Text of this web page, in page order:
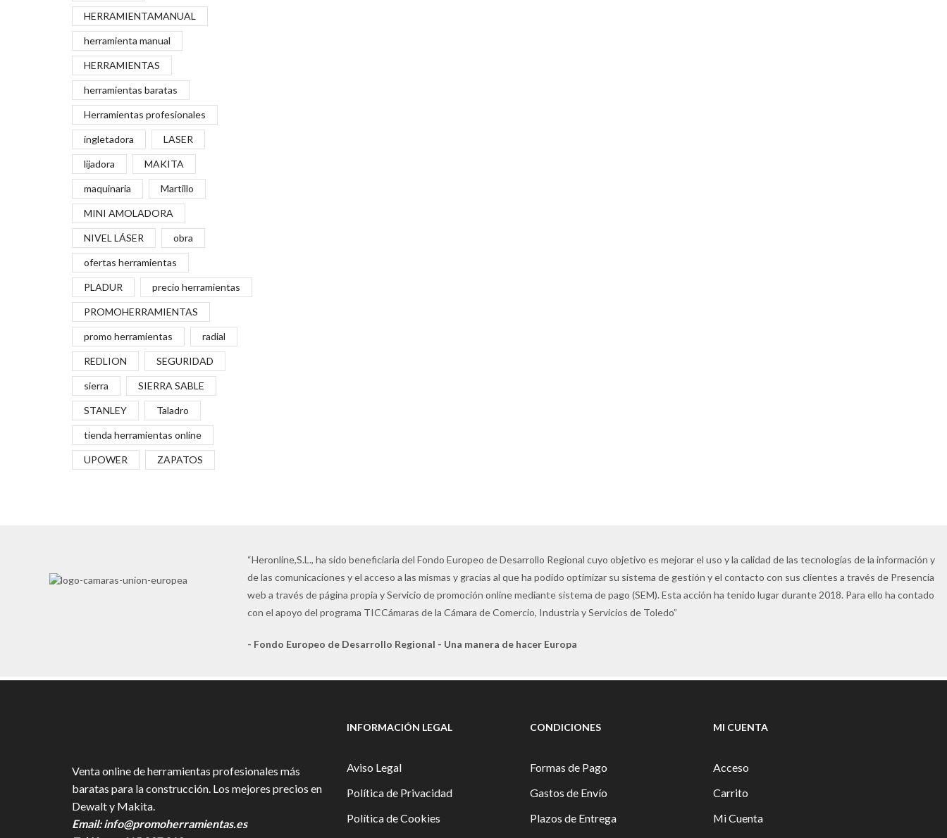
HERRAMIENTAMANUAL
herramienta manual
HERRAMIENTAS
herramientas baratas
Herramientas profesionales
ingletadora LASER
lijadora MAKITA
maquinaria Martillo
MINI AMOLADORA
NIVEL LÁSER obra
ofertas herramientas
PLADUR precio herramientas
PROMOHERRAMIENTAS
promo herramientas radial
REDLION SEGURIDAD
sierra SIERRA SABLE
STANLEY Taladro
tienda herramientas online
UPOWER ZAPATOS
“Heronline,S.L., ha sido beneficiaria del Fondo Europeo de Desarrollo Regional cuyo objetivo es mejorar el uso y la calidad de las tecnologías de la información y
de las comunicaciones y el acceso a las mismas y gracias al que ha podido optimizar su sistema de gestión y el contacto con sus clientes a través de Presencia
web a través de página propia y Servicio de promoción online mediante sistema de pago (SEM). Esta acción ha tenido lugar durante 2018. Para ello ha contado
con el apoyo del programa TICCámaras de la Cámara de Comercio, Industria y Servicios de Toledo”
- Fondo Europeo de Desarrollo Regional - Una manera de hacer Europa
Venta online de herramientas profesionales más
baratas para la construcción. Los mejores precios en
Dewalt y Makita.
Email:info@promoherramientas.es
INFORMACIÓN LEGAL
Aviso Legal
Política de Privacidad
Política de Cookies
CONDICIONES
Formas de Pago
Gastos de Envío
Plazos de Entrega
MI CUENTA
Acceso
Carrito
Mi Cuenta